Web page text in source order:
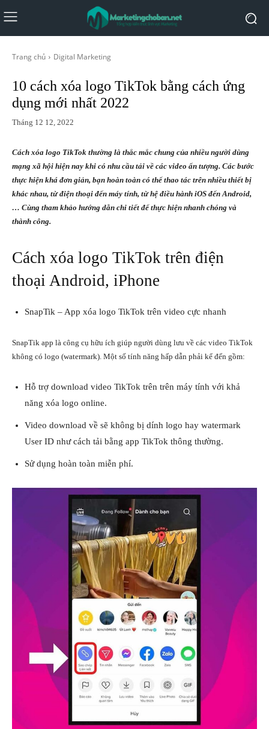
Trang chủ Digital Marketing
10 cách xóa logo TikTok bằng cách ứng
dụng mới nhất 2022
Tháng 12 12, 2022
Cách xóa logo TikTok thường là thắc mắc chung của nhiều người dùng
mạng xã hội hiện nay khi có nhu cầu tải về các video ấn tượng. Các bước
thực hiện khá đơn giản, bạn hoàn toàn có thể thao tác trên nhiều thiết bị
khác nhau, từ điện thoại đến máy tính, từ hệ điều hành iOS đến Android,
… Cùng tham khảo hướng dẫn chi tiết để thực hiện nhanh chóng và
thành công.
Cách xóa logo TikTok trên điện
thoại Android, iPhone
SnapTik – App xóa logo TikTok trên video cực nhanh
SnapTik app là công cụ hữu ích giúp người dùng lưu về các video TikTok
không có logo (watermark). Một số tính năng hấp dẫn phải kể đến gồm:
Hỗ trợ download video TikTok trên trên máy tính với khả
năng xóa logo online.
Video download về sẽ không bị dính logo hay watermark
User ID như cách tải bằng app TikTok thông thường.
Sử dụng hoàn toàn miễn phí.